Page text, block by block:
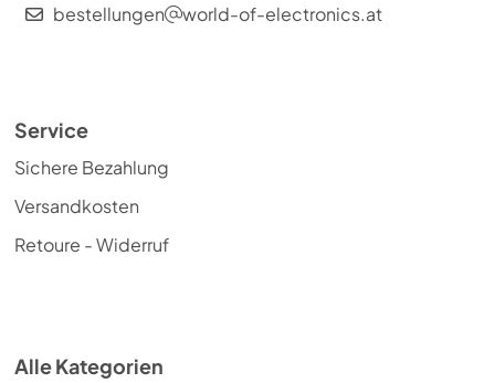
bestellungen
world-of-electronics.at
Service
Sichere Bezahlung
Versandkosten
Retoure - Widerruf
Alle Kategorien